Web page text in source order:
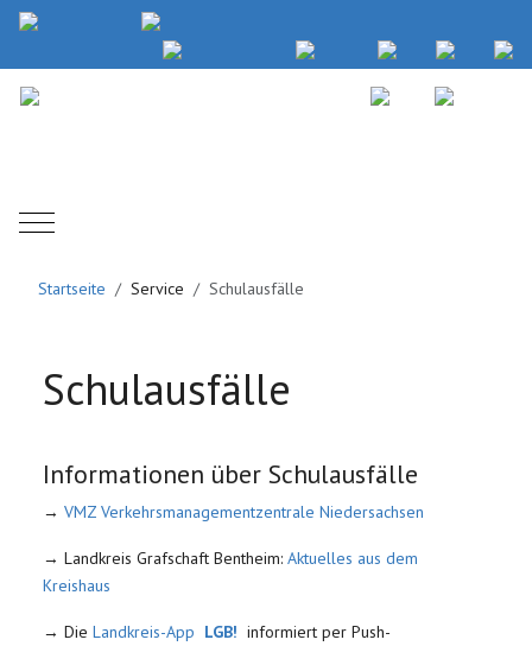
Mobile Menu Toggle
Startseite Service Schulausfälle
Schulausfälle
Informationen über Schulausfälle
→VMZ Verkehrsmanagementzentrale Niedersachsen
→ Landkreis Grafschaft Bentheim:Aktuelles aus dem
Kreishaus
→ DieLandkreis-App LGB! informiert per Push-